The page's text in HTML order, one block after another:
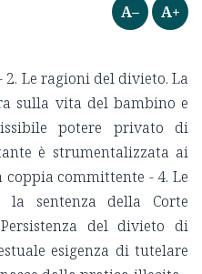
A– A+
2. Le ragioni del divieto. La
sulla vita del bambino e
potere privato di
è strumentalizzata ai
committente - 4. Le
sentenza della Corte
del divieto di
esigenza di tutelare